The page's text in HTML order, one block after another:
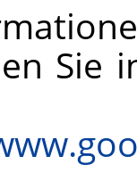
Sie